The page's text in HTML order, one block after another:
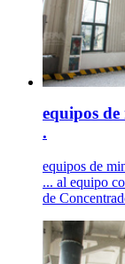
equipos
.
equipos de
... al equipo
de